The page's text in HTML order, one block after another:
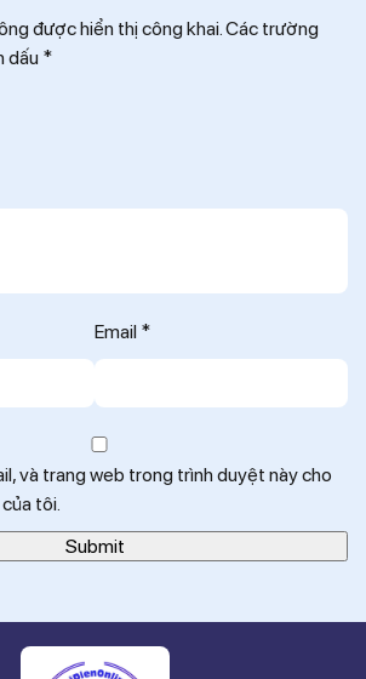
được hiển thị công khai.Các trường
dấu *
Email *
và trang web trong trình duyệt này cho
tôi.